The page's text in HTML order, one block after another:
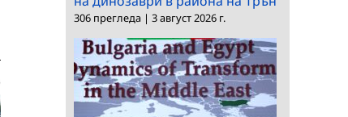
306 прегледа | 3 август 2026 г.